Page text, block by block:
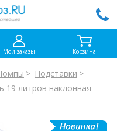
Мои заказы Корзина
Подставки
19 литров наклонная